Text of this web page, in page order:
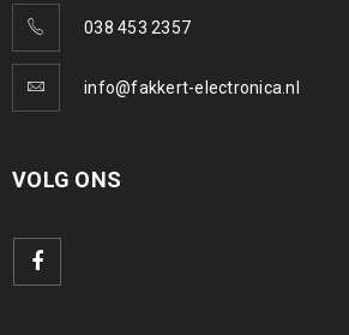
038 453 2357
info@fakkert-electronica.nl
VOLG ONS